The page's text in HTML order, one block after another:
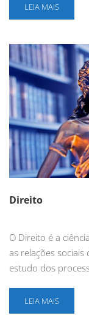
LEIA MAIS
Direito
O Direito é a
as relações
estudo dos
LEIA MAIS